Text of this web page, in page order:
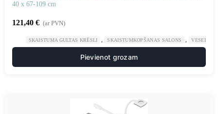
40 x 67-109 cm
121,40 € (ar PVN)
SKAISTUMA GULTAS KRĒSLI SKAISTUMKOPŠANAS SALONS VESELĪBA
Pievienot grozam